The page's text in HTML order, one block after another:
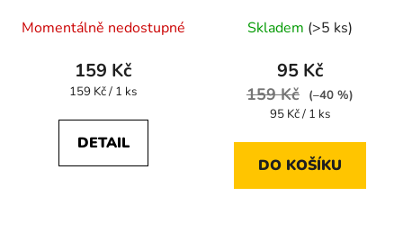
Momentálně nedostupné
159 Kč
Měrná
159 Kč / 1 ks
DETAIL
Skladem (>5 ks)
95 Kč
159 Kč
(–40 %)
Měrná
95 Kč / 1 ks
DO KOŠÍKU